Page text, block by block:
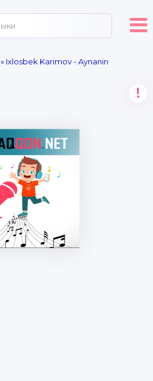
» Ixlosbek Karimov - Aynanin
!